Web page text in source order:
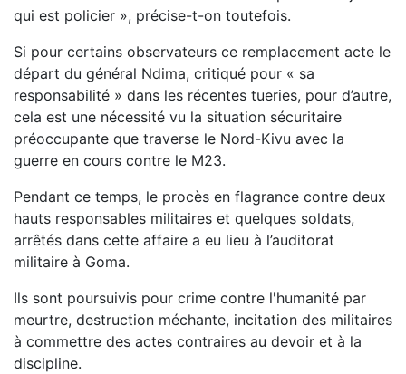
qui est policier », précise-t-on toutefois.
Si pour certains observateurs ce remplacement acte le
départ du général Ndima, critiqué pour « sa
responsabilité » dans les récentes tueries, pour d’autre,
cela est une nécessité vu la situation sécuritaire
préoccupante que traverse le Nord-Kivu avec la
guerre en cours contre le M23.
Pendant ce temps, le procès en flagrance contre deux
hauts responsables militaires et quelques soldats,
arrêtés dans cette affaire a eu lieu à l’auditorat
militaire à Goma.
Ils sont poursuivis pour crime contre l'humanité par
meurtre, destruction méchante, incitation des militaires
à commettre des actes contraires au devoir et à la
discipline.